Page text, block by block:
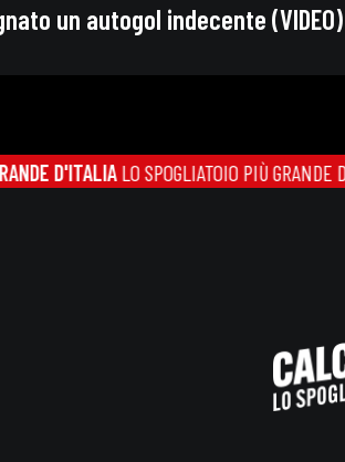
un autogol indecente (VIDEO)
LO SPOGLIATOIO PIÙ GRANDE D'ITALIA